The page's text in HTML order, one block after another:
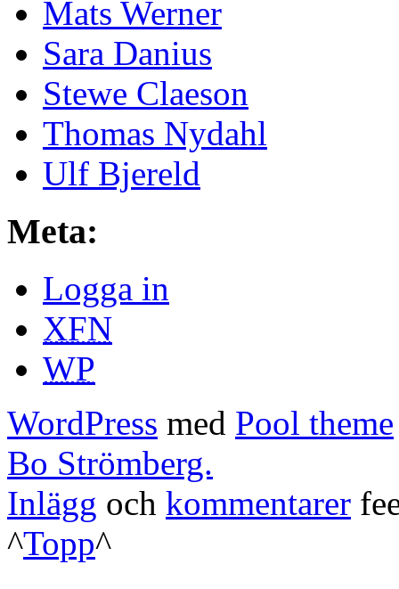
Mats Werner
Sara Danius
Stewe Claeson
Thomas Nydahl
Ulf Bjereld
Meta:
Logga in
XFN
WP
WordPress med Pool theme
Bo Strömberg.
Inlägg och kommentarer
^Topp^